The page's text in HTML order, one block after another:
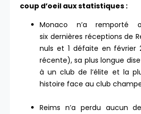
coup d’oeil aux statistiques :
Monaco n’a remporté
six dernières réceptions de
nuls et 1 défaite en février
récente), sa plus longue
à un club de l’élite et la
histoire face au club
Reims n’a perdu aucun